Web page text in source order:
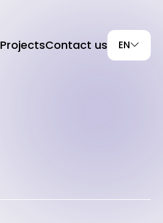
ProjectsContact us EN